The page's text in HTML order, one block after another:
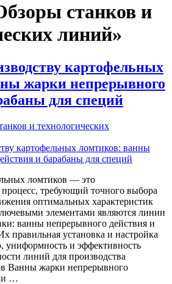
станков и
линий»
картофельных
жарки непрерывного
для специй
и технологических
ломтиков — это
требующий точного выбора
оптимальных характеристик
элементами являются линии
ванны непрерывного действия и
правильная установка и настройка
униформность и эффективность
линий для производства
Ванны жарки непрерывного
…